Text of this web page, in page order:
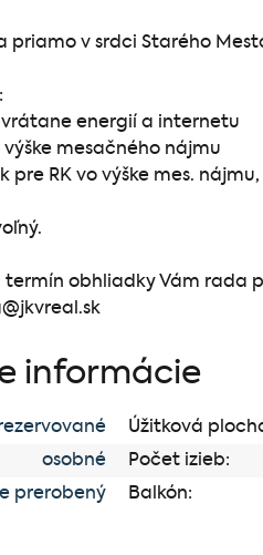
priamo v srdci Starého
energií a internetu
mesačného nájmu
pre RK vo výške mes.
termín obhliadky Vám rada
informácie
osobné
prerobený
Úžitková
Počet izieb:
Balkón: